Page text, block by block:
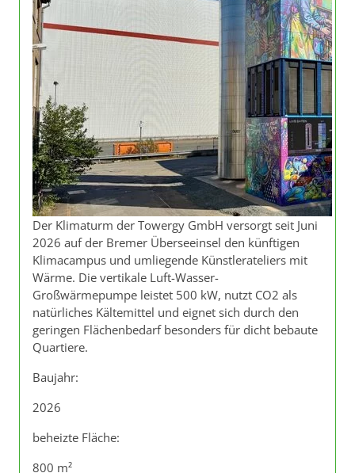
Der Klimaturm der Towergy GmbH versorgt seit Juni
2026 auf der Bremer Überseeinsel den künftigen
Klimacampus und umliegende Künstlerateliers mit
Wärme. Die vertikale Luft-Wasser-
Großwärmepumpe leistet 500 kW, nutzt CO2 als
natürliches Kältemittel und eignet sich durch den
geringen Flächenbedarf besonders für dicht bebaute
Quartiere.
Baujahr:
2026
beheizte Fläche:
800 m²